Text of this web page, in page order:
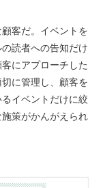
客だ。イベントを
読者への告知だけ
にアプローチした
に管理し、顧客を
イベントだけに絞
策がかんがえられ